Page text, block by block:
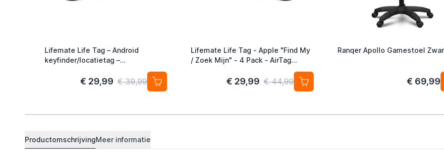
Lifemate Life Tag – Android
keyfinder/locatietag –
Android/Google Find My Device –
€ 29,99 € 39,99
Lifemate Life Tag - Apple "Find My
/ Zoek Mijn" - 4 Pack - AirTag
€ 29,99 € 44,99
Ranqer Apollo Gamestoel
€ 69,99
ProductomschrijvingMeer informatie